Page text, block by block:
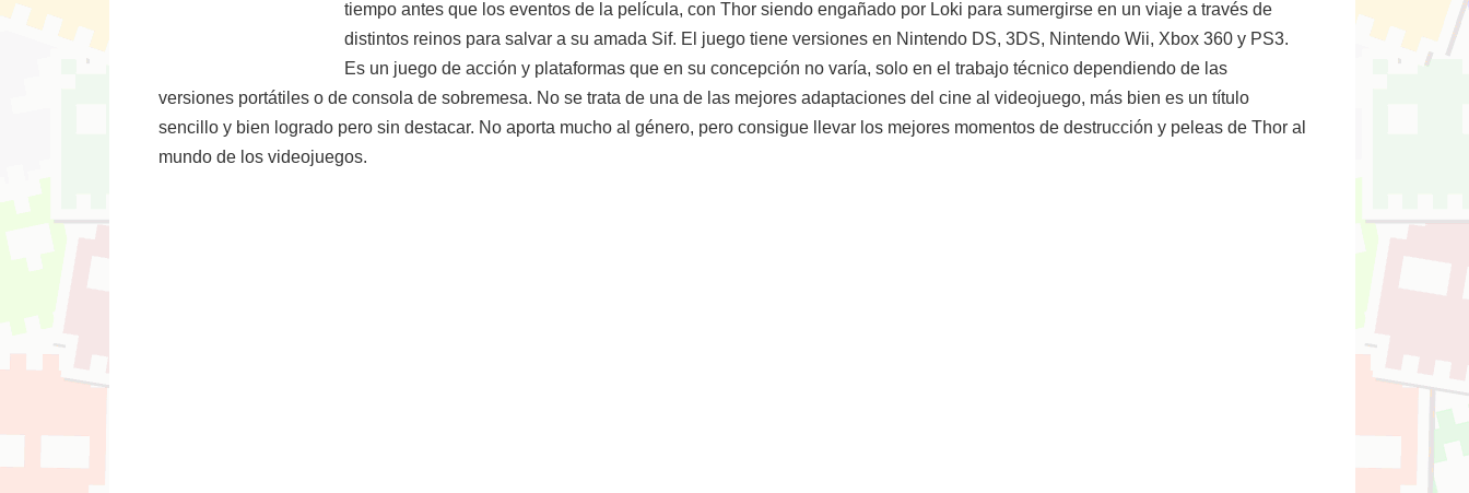
tiempo antes que los eventos de la película, con Thor siendo engañado por Loki para sumergirse en un viaje a través de
distintos reinos para salvar a su amada Sif. El juego tiene versiones en Nintendo DS, 3DS, Nintendo Wii, Xbox 360 y PS3.
Es un juego de acción y plataformas que en su concepción no varía, solo en el trabajo técnico dependiendo de las
versiones portátiles o de consola de sobremesa. No se trata de una de las mejores adaptaciones del cine al videojuego, más bien es un título
sencillo y bien logrado pero sin destacar. No aporta mucho al género, pero consigue llevar los mejores momentos de destrucción y peleas de Thor al
mundo de los videojuegos.